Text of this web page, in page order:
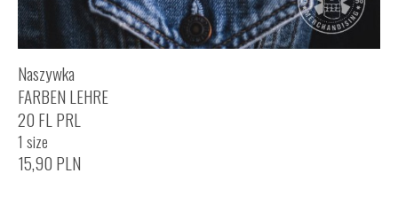
Naszywka
FARBEN LEHRE
20 FL PRL
1 size
15,90 PLN